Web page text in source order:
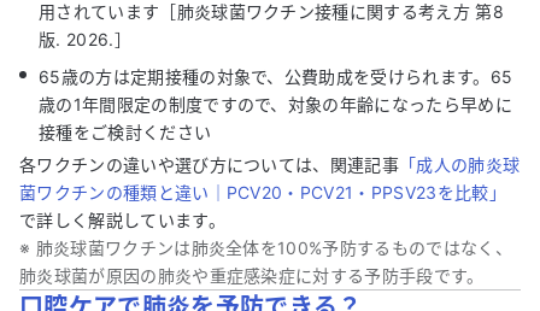
用されています［肺炎球菌ワクチン接種に関する考え方 第8
版. 2026.］
65歳の方は定期接種の対象で、公費助成を受けられます。65
歳の1年間限定の制度ですので、対象の年齢になったら早めに
接種をご検討ください
各ワクチンの違いや選び方については、関連記事 「成人の肺炎球
菌ワクチンの種類と違い｜PCV20・PCV21・PPSV23を比較」
で詳しく解説しています。
※ 肺炎球菌ワクチンは肺炎全体を100%予防するものではなく、
肺炎球菌が原因の肺炎や重症感染症に対する予防手段です。